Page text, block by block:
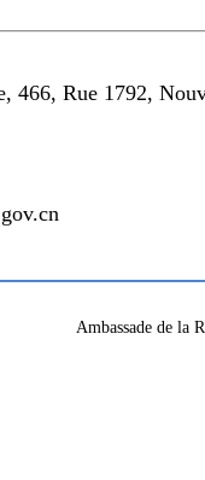
466, Rue 1792,
Ambassade de la